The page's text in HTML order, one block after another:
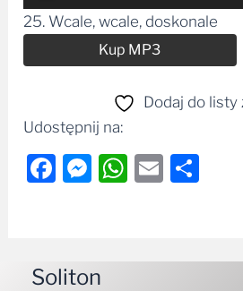
plików
dźwiękowych
25. Wcale, wcale, doskonale
Kup MP3
Dodaj do listy
Udostępnij na:
Facebook
Messenger
Email
Soliton